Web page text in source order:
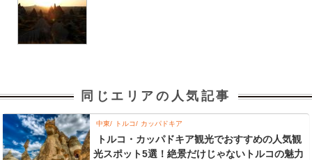
同じエリアの人気記事
中東 トルコ カッパドキア
トルコ・カッパドキア観光でおすすめの人気観
光スポット5選！絶景だけじゃないトルコの魅力